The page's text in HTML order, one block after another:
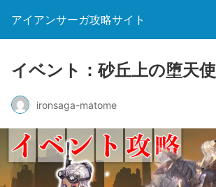
アイアンサーガ攻略サイト
イベント：砂丘上の堕天使
ironsaga-matome